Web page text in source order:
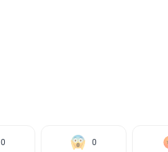
0 0